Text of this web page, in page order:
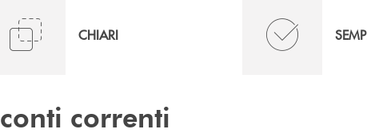
CHIARI
conti correnti